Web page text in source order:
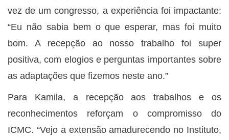
vez de um congresso, a experiência foi impactante:
“Eu não sabia bem o que esperar, mas foi muito
bom. A recepção ao nosso trabalho foi super
positiva, com elogios e perguntas importantes sobre
as adaptações que fizemos neste ano.”
Para Kamila, a recepção aos trabalhos e os
reconhecimentos reforçam o compromisso do
ICMC. “Vejo a extensão amadurecendo no Instituto,